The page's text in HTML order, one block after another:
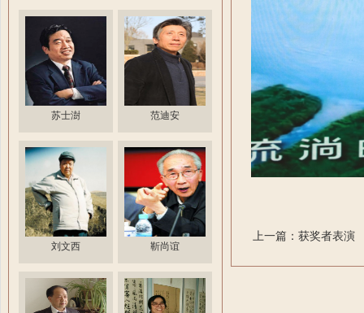
苏士澍 范迪安
刘文西 靳尚谊
上一篇：获奖者表演